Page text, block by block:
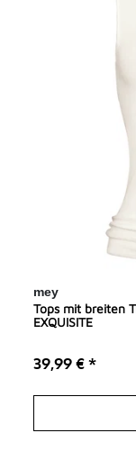
mey
Tops mit breiten
EXQUISITE
39,99 € *